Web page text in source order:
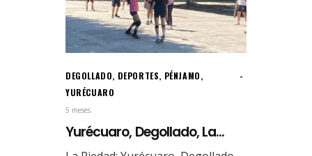
DEGOLLADO, DEPORTES, PÉNJAMO,
YURÉCUARO
5 meses.
Yurécuaro, Degollado, La...